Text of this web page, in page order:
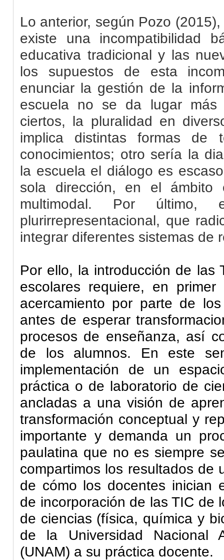
Lo anterior, según Pozo
existe una incompatibilidad
educativa tradicional y las
los supuestos de esta
enunciar la gestión de la
escuela no se da lugar más
ciertos, la pluralidad en
implica distintas formas de
conocimientos; otro sería la
la escuela el diálogo es
sola dirección, en el ámbito
multimodal. Por último,
plurirrepresentacional, que
integrar diferentes sistemas de
Por ello, la introducción de las
escolares requiere, en
acercamiento por parte de
antes de esperar
procesos de enseñanza, así
de los alumnos. En este
implementación de un
práctica o de laboratorio de
ancladas a una visión de
transformación conceptual y
importante y demanda un
paulatina que no es siempre
compartimos los resultados de
de cómo los docentes inician
de incorporación de las TIC de
de ciencias (física, química y
de la Universidad Nacional
(UNAM) a su práctica docente.